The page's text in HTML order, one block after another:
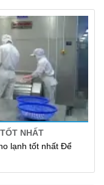
NHẤT
lạnh tốt nhất Để